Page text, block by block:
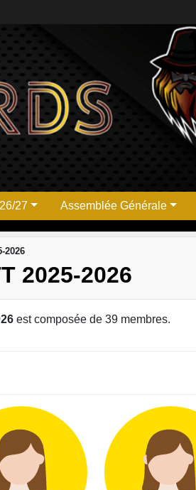
27 Assemblée Générale
2026
2025-2026
est composée de 39 membres.